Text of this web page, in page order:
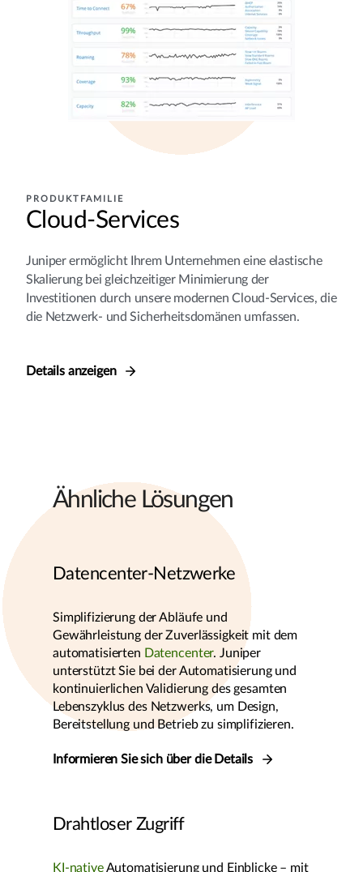
PRODUKTFAMILIE
Cloud-Services
Juniper ermöglicht Ihrem Unternehmen eine elastische
Skalierung bei gleichzeitiger Minimierung der
Investitionen durch unsere modernen Cloud-Services, die
die Netzwerk- und Sicherheitsdomänen umfassen.
Details anzeigen
Ähnliche Lösungen
Datencenter-Netzwerke
Simplifizierung der Abläufe und
Gewährleistung der Zuverlässigkeit mit dem
automatisierten Datencenter. Juniper
unterstützt Sie bei der Automatisierung und
kontinuierlichen Validierung des gesamten
Lebenszyklus des Netzwerks, um Design,
Bereitstellung und Betrieb zu simplifizieren.
Informieren Sie sich über die Details
Drahtloser Zugriff
KI-nativeAutomatisierung und Einblicke – mit